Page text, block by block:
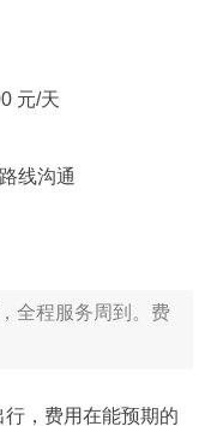
元/天
线沟通
全程服务周到。费
，费用在能预期的